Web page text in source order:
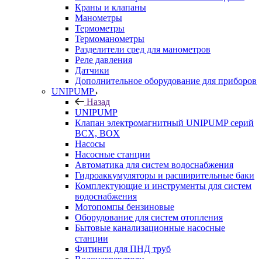
Краны и клапаны
Манометры
Термометры
Термоманометры
Разделители сред для манометров
Реле давления
Датчики
Дополнительное оборудование для приборов
UNIPUMP
Назад
UNIPUMP
Клапан электромагнитный UNIPUMP серий
BCX, BOX
Насосы
Насосные станции
Автоматика для систем водоснабжения
Гидроаккумуляторы и расширительные баки
Комплектующие и инструменты для систем
водоснабжения
Мотопомпы бензиновые
Оборудование для систем отопления
Бытовые канализационные насосные
станции
Фитинги для ПНД труб